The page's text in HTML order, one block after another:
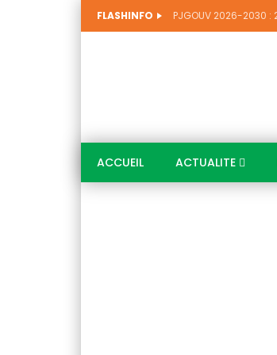
FLASHINFO
ACCUEIL ACTUALITE